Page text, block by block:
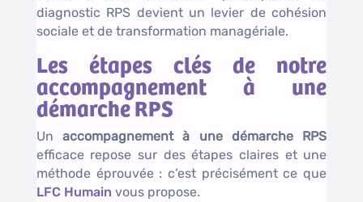
diagnostic RPS devient un levier de cohésion
sociale et de transformation managériale.
Les étapes clés de notre
accompagnement à une
démarche RPS
Unaccompagnement à une démarche RPS
efficace repose sur des étapes claires et une
méthode éprouvée : c’est précisément ce que
LFC Humain vous propose.